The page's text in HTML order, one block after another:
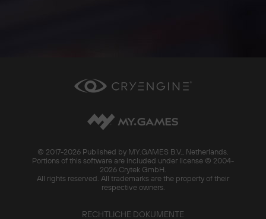
© 2017-2026 Published by MY.GAMES B.V., Netherlands.
Portions of this software are included under license © 2004-
2026 Crytek GmbH.
All rights reserved. All trademarks are the property of their
respective owners.
RECHTLICHE DOKUMENTE